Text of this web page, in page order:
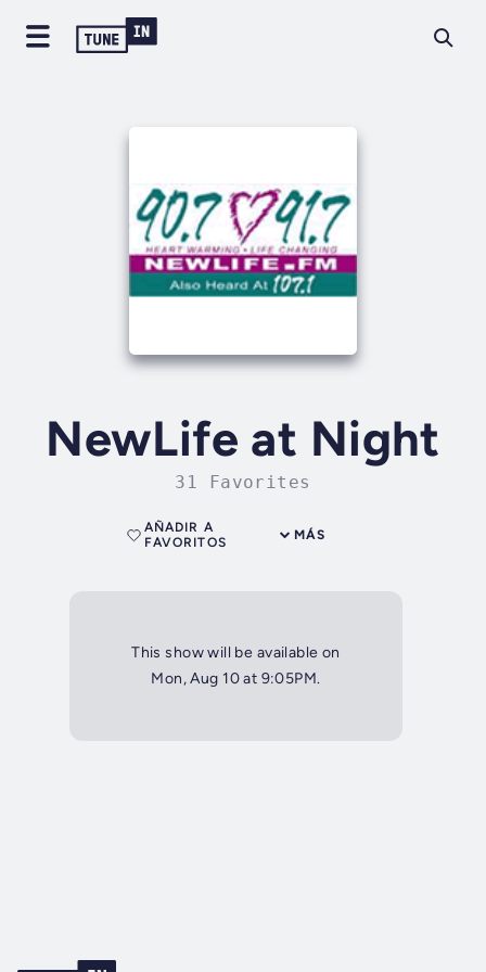
NewLife at Night
31 Favorites
MÁS
AÑADIR A
FAVORITOS
This show will be available on
Mon, Aug 10 at 9:05PM.